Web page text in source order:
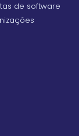
de software